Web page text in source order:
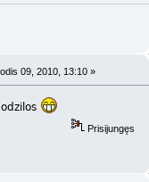
09, 2010, 13:10 »
Prisijungęs